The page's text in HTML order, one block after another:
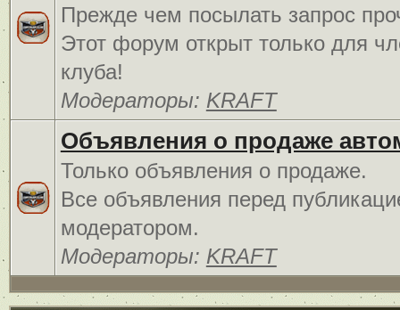
Прежде чем посылать запрос
Этот форум открыт только для
клуба!
Модераторы: KRAFT
Объявления о продаже
Только объявления о продаже.
Все объявления перед
модератором.
Модераторы: KRAFT